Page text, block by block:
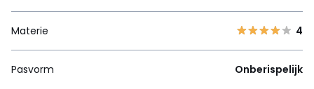
Materie 4
Pasvorm Onberispelijk